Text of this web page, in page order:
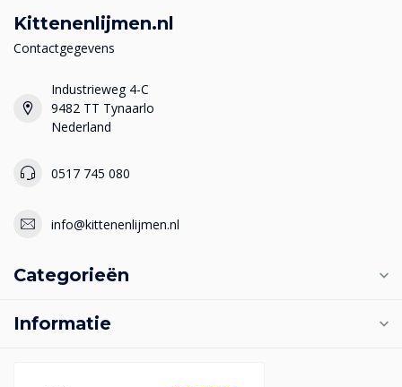
Kittenenlijmen.nl
Contactgegevens
Industrieweg 4-C
9482 TT Tynaarlo
Nederland
0517 745 080
info@kittenenlijmen.nl
Categorieën
Informatie